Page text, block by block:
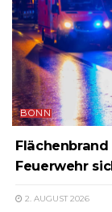
BONN
Feuerwehr
2. AUGUST 2026